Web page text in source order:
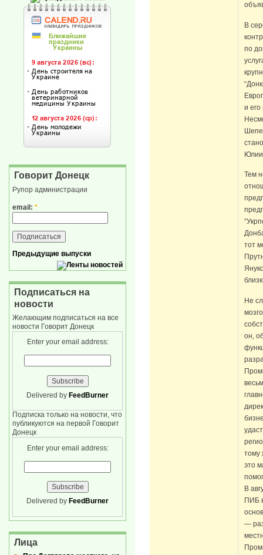
В
по
и
Тем
тот
Не
он,
тому
это
В
ПИБ
—
Говорит Донецк
Рупор администрации
email: *
Предыдущие выпуски
Подписаться на
новости
Желающим подписаться на все
новости Говорит Донецк
Enter your email address:
Delivered by FeedBurner
Подписка только на новости, что
публикуются на первой Говорит
Донецк
Enter your email address:
Delivered by FeedBurner
Лица